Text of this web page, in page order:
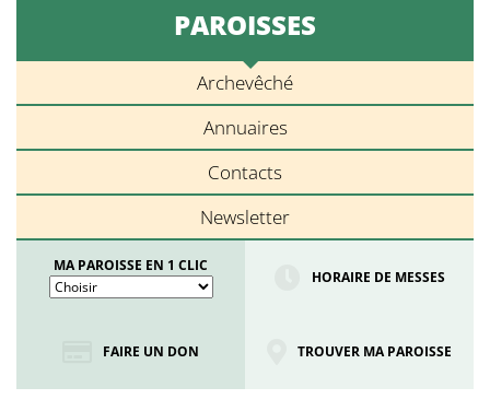
PAROISSES
Archevêché
Annuaires
Contacts
Newsletter
MA PAROISSE EN 1 CLIC
HORAIRE DE MESSES
FAIRE UN DON TROUVER MA PAROISSE